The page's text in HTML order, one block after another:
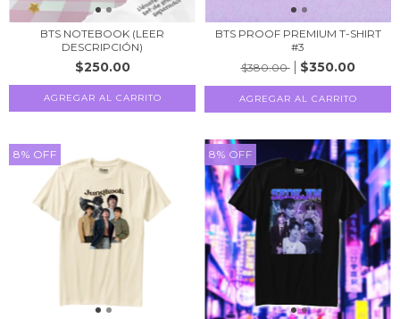
BTS NOTEBOOK (LEER
DESCRIPCIÓN)
$250.00
BTS PROOF PREMIUM T-SHIRT
#3
$380.00
$350.00
AGREGAR AL CARRITO
8% OFF 8% OFF